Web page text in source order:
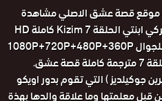
الحلقة 7 مترجمة موقع قصة عشق الاصلي مشاهدة
وتحميل حصريا مسلسل الدراما التركي ابنتي الحلقة 7 Kizim كاملة HD
قصة عشق باكثر من جودة مناسبة للجوال 1080P+720P+480P+360P
جوكيلديز ) التي تقوم بدور اويكو
معلمتها وما علاقة والدها بهذة